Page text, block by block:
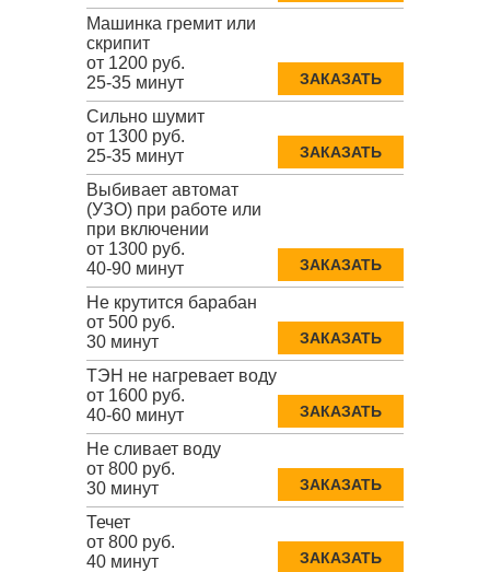
Машинка гремит или
скрипит
от 1200 руб.
25-35 минут
ЗАКАЗАТЬ
Сильно шумит
от 1300 руб.
25-35 минут
ЗАКАЗАТЬ
Выбивает автомат
(УЗО) при работе или
при включении
от 1300 руб.
40-90 минут
ЗАКАЗАТЬ
Не крутится барабан
от 500 руб.
30 минут
ЗАКАЗАТЬ
ТЭН не нагревает воду
от 1600 руб.
40-60 минут
ЗАКАЗАТЬ
Не сливает воду
от 800 руб.
30 минут
ЗАКАЗАТЬ
Течет
от 800 руб.
40 минут
ЗАКАЗАТЬ